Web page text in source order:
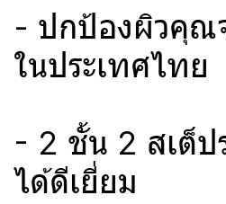
- ปกป้องผิวคุณ
ในประเทศไทย
- 2 ชั้น 2 สเต็ป
ได้ดีเยี่ยม